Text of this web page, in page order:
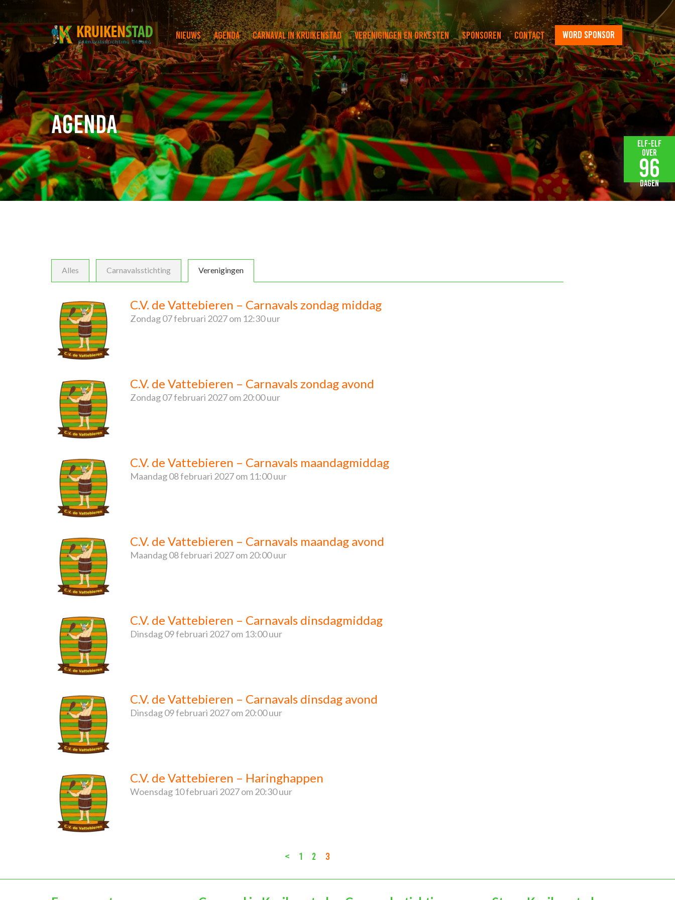
Nieuws Agenda Carnaval in Kruikenstad Verenigingen en orkesten Sponsoren Contact word sponsor
Agenda
Alles Carnavalsstichting Verenigingen
C.V. de Vattebieren – Carnavals zondag middag
Zondag07 februari 2027om 12:30 uur
C.V. de Vattebieren – Carnavals zondag avond
Zondag07 februari 2027om 20:00 uur
C.V. de Vattebieren – Carnavals maandagmiddag
Maandag08 februari 2027om 11:00 uur
C.V. de Vattebieren – Carnavals maandag avond
Maandag08 februari 2027om 20:00 uur
C.V. de Vattebieren – Carnavals dinsdagmiddag
Dinsdag09 februari 2027om 13:00 uur
C.V. de Vattebieren – Carnavals dinsdag avond
Dinsdag09 februari 2027om 20:00 uur
C.V. de Vattebieren – Haringhappen
Woensdag10 februari 2027om 20:30 uur
< 1 2 3
Elf-elf
over
96
dagen